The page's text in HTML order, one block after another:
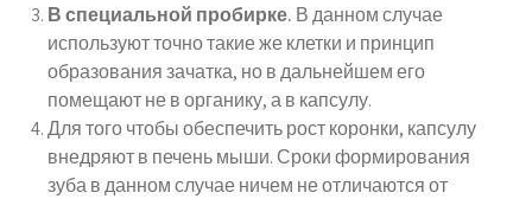
В специальной пробирке. В данном случае
используют точно такие же клетки и принцип
образования зачатка, но в дальнейшем его
помещают не в органику, а в капсулу.
Для того чтобы обеспечить рост коронки, капсулу
внедряют в печень мыши. Сроки формирования
зуба в данном случае ничем не отличаются от